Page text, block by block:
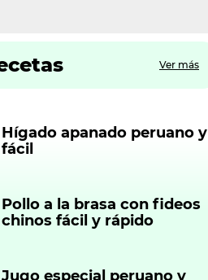
Ver más
Hígado apanado peruano y
fácil
Pollo a la brasa con fideos
chinos fácil y rápido
Jugo especial peruano y